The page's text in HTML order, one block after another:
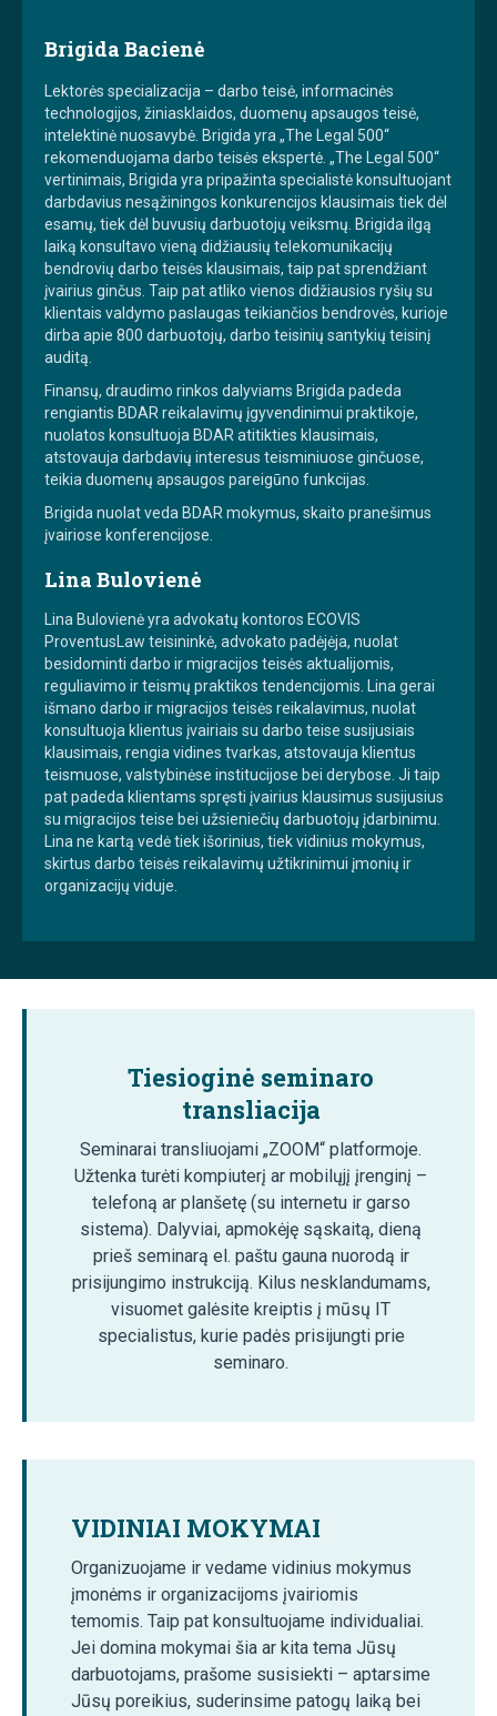
Brigida Bacienė
Lektorės specializacija – darbo teisė, informacinės
technologijos, žiniasklaidos, duomenų apsaugos teisė,
intelektinė nuosavybė. Brigida yra „The Legal 500“
rekomenduojama darbo teisės ekspertė. „The Legal 500“
vertinimais, Brigida yra pripažinta specialistė konsultuojant
darbdavius nesąžiningos konkurencijos klausimais tiek dėl
esamų, tiek dėl buvusių darbuotojų veiksmų. Brigida ilgą
laiką konsultavo vieną didžiausių telekomunikacijų
bendrovių darbo teisės klausimais, taip pat sprendžiant
įvairius ginčus. Taip pat atliko vienos didžiausios ryšių su
klientais valdymo paslaugas teikiančios bendrovės, kurioje
dirba apie 800 darbuotojų, darbo teisinių santykių teisinį
auditą.
Finansų, draudimo rinkos dalyviams Brigida padeda
rengiantis BDAR reikalavimų įgyvendinimui praktikoje,
nuolatos konsultuoja BDAR atitikties klausimais,
atstovauja darbdavių interesus teisminiuose ginčuose,
teikia duomenų apsaugos pareigūno funkcijas.
Brigida nuolat veda BDAR mokymus, skaito pranešimus
įvairiose konferencijose.
Lina Bulovienė
Lina Bulovienė yra advokatų kontoros ECOVIS
ProventusLaw teisininkė, advokato padėjėja, nuolat
besidominti darbo ir migracijos teisės aktualijomis,
reguliavimo ir teismų praktikos tendencijomis. Lina gerai
išmano darbo ir migracijos teisės reikalavimus, nuolat
konsultuoja klientus įvairiais su darbo teise susijusiais
klausimais, rengia vidines tvarkas, atstovauja klientus
teismuose, valstybinėse institucijose bei derybose. Ji taip
pat padeda klientams spręsti įvairius klausimus susijusius
su migracijos teise bei užsieniečių darbuotojų įdarbinimu.
Lina ne kartą vedė tiek išorinius, tiek vidinius mokymus,
skirtus darbo teisės reikalavimų užtikrinimui įmonių ir
organizacijų viduje.
Tiesioginė seminaro
transliacija
Seminarai transliuojami „ZOOM“ platformoje.
Užtenka turėti kompiuterį ar mobilųjį įrenginį –
telefoną ar planšetę (su internetu ir garso
sistema). Dalyviai, apmokėję sąskaitą, dieną
prieš seminarą el. paštu gauna nuorodą ir
prisijungimo instrukciją. Kilus nesklandumams,
visuomet galėsite kreiptis į mūsų IT
specialistus, kurie padės prisijungti prie
seminaro.
VIDINIAI MOKYMAI
Organizuojame ir vedame vidinius mokymus
įmonėms ir organizacijoms įvairiomis
temomis. Taip pat konsultuojame individualiai.
Jei domina mokymai šia ar kita tema Jūsų
darbuotojams, prašome susisiekti – aptarsime
Jūsų poreikius, suderinsime patogų laiką bei